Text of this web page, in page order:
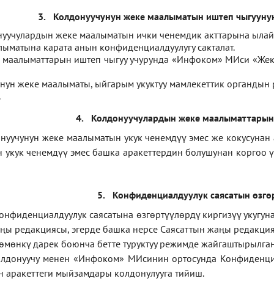
3.
Колдонуучунун жеке маалыматын иштеп
жеке маалыматын ички ченемдик акттарына
карата анын конфиденциалдуулугу сакталат.
иштеп чыгуу учурунда «Инфоком» МИси«
жеке маалыматы, ыйгарым укуктуу мамлекеттик
4.
Колдонуучулардын жеке
жеке маалыматын укук ченемдүү эмес же кокусунан
укук ченемдүү эмес башка аракеттердин болушунан
5. Конфиденциалдуулук саясатын
саясатына өзгөртүүлөрдү киргизүү
редакциясы, эгерде башка нерсе Саясаттын жаңы
дарек боюнча бетте туруктуу режимде
менен «Инфоком» МИсинин ортосунда
мыйзамдары колдонулууга тийиш.